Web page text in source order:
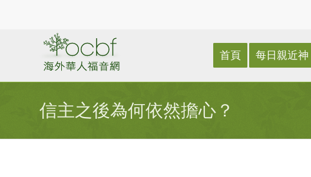
首頁 每日親近神
信主之後為何依然擔心？